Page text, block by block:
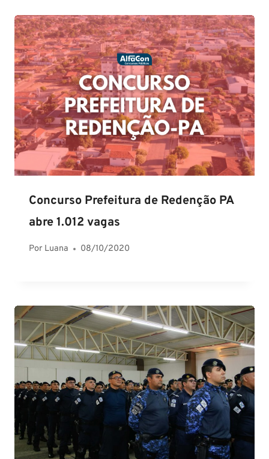
Concurso Prefeitura de Redenção PA
abre 1.012 vagas
Por Luana 08/10/2020